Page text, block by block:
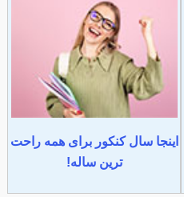
اینجا سال کنکور برای همه راحت
ترین ساله!